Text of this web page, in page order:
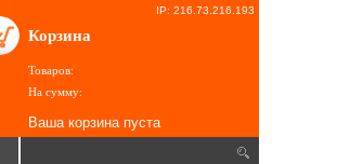
IP: 216.73.216.193
Корзина
Товаров:
На сумму:
Ваша корзина пуста